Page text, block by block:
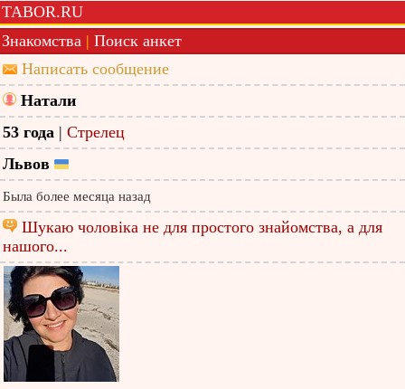
TABOR.RU
Знакомства | Поиск анкет
Написать сообщение
Натали
53 года | Стрелец
Львов
Была более месяца назад
Шукаю чоловіка не для простого знайомства, а для
нашого...